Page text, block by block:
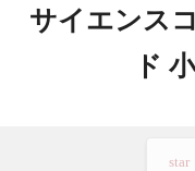
サイエンス
ド
star